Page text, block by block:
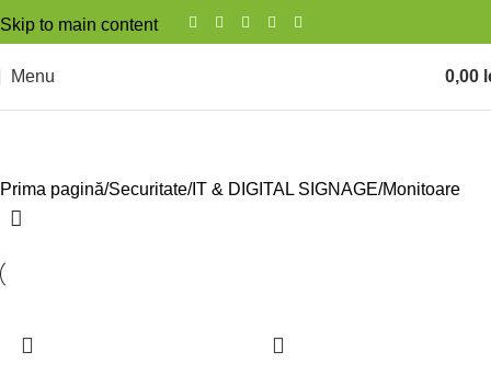
Skip to main content
Menu 0,00
Prima pagină Securitate IT & DIGITAL SIGNAGE Monitoare